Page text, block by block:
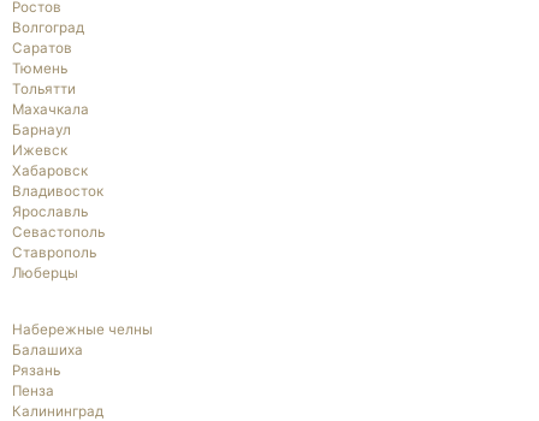
Ростов
Волгоград
Саратов
Тюмень
Тольятти
Махачкала
Барнаул
Ижевск
Хабаровск
Владивосток
Ярославль
Севастополь
Ставрополь
Люберцы
Набережные челны
Балашиха
Рязань
Пенза
Калининград